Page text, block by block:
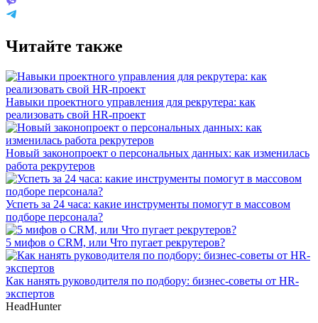
Читайте также
Навыки проектного управления для рекрутера: как
реализовать свой HR-проект
Новый законопроект о персональных данных: как изменилась
работа рекрутеров
Успеть за 24 часа: какие инструменты помогут в массовом
подборе персонала?
5 мифов о CRM, или Что пугает рекрутеров?
Как нанять руководителя по подбору: бизнес-советы от HR-
экспертов
HeadHunter